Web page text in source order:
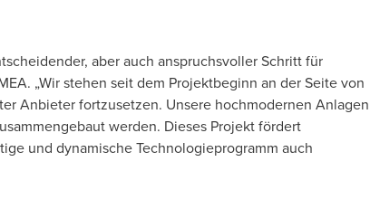
aber auch anspruchsvoller Schritt für
„Wir stehen seit dem Projektbeginn an der Seite von
Anbieter fortzusetzen. Unsere hochmodernen Anlagen
werden. Dieses Projekt fördert
und dynamische Technologieprogramm auch